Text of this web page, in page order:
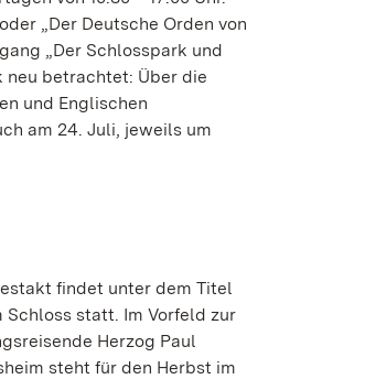
„Der Deutsche Orden von
„Der Schlosspark und
neu betrachtet: Über die
und Englischen
am 24. Juli, jeweils um
findet unter dem Titel
Schloss statt. Im Vorfeld zur
Herzog Paul
steht für den Herbst im